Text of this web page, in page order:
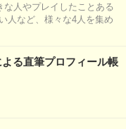
な人やプレイしたことある
人など、様々な4人を集め
よる直筆プロフィール帳